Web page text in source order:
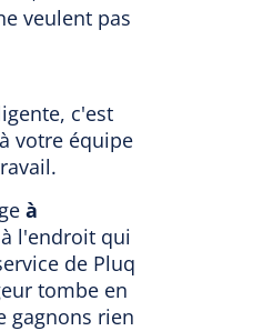
veulent pas
c'est
votre équipe
à
l'endroit qui
de Pluq
tombe en
gagnons rien